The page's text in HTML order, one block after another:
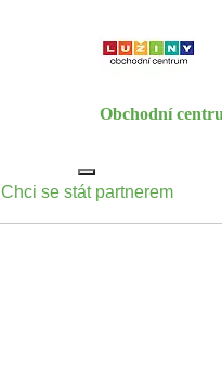
Obchodní
Chci se stát partnerem